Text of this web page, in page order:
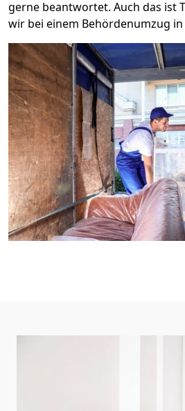
gerne beantwortet. Auch das ist
wir bei einem Behördenumzug